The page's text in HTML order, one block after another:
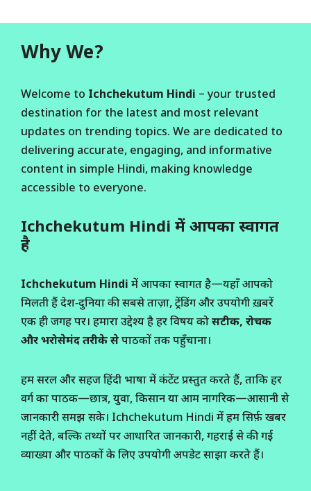
Why We?
Welcome to Ichchekutum Hindi – your trusted
destination for the latest and most relevant
updates on trending topics. We are dedicated to
delivering accurate, engaging, and informative
content in simple Hindi, making knowledge
accessible to everyone.
Ichchekutum Hindi में आपका स्वागत
है
Ichchekutum Hindi में आपका स्वागत है—यहाँ आपको
मिलती हैं देश‑दुनिया की सबसे ताज़ा, ट्रेंडिंग और उपयोगी ख़बरें
एक ही जगह पर। हमारा उद्देश्य है हर विषय कोसटीक, रोचक
और भरोसेमंद तरीके सेपाठकों तक पहुँचाना।
हम सरल और सहज हिंदी भाषा में कंटेंट प्रस्तुत करते हैं, ताकि हर
वर्ग का पाठक—छात्र, युवा, किसान या आम नागरिक—आसानी से
जानकारी समझ सके। Ichchekutum Hindi में हम सिर्फ़ खबर
नहीं देते, बल्कि तथ्यों पर आधारित जानकारी, गहराई से की गई
व्याख्या और पाठकों के लिए उपयोगी अपडेट साझा करते हैं।